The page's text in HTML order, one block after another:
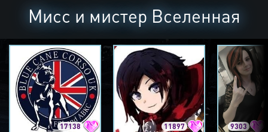
Мисс и мистер Вселенная
17138 11897 9303